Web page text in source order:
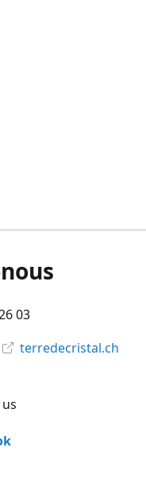
03
terredecristal.ch